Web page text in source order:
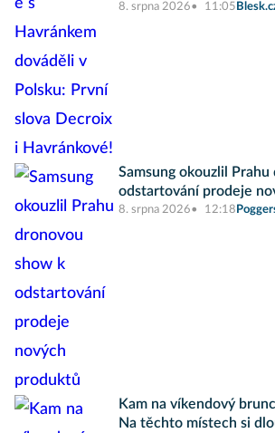
8. srpna 2026 11:05
Samsung okouzlil
odstartování prodeje
8. srpna 2026 12:18
Kam na víkendový
Na těchto místech si